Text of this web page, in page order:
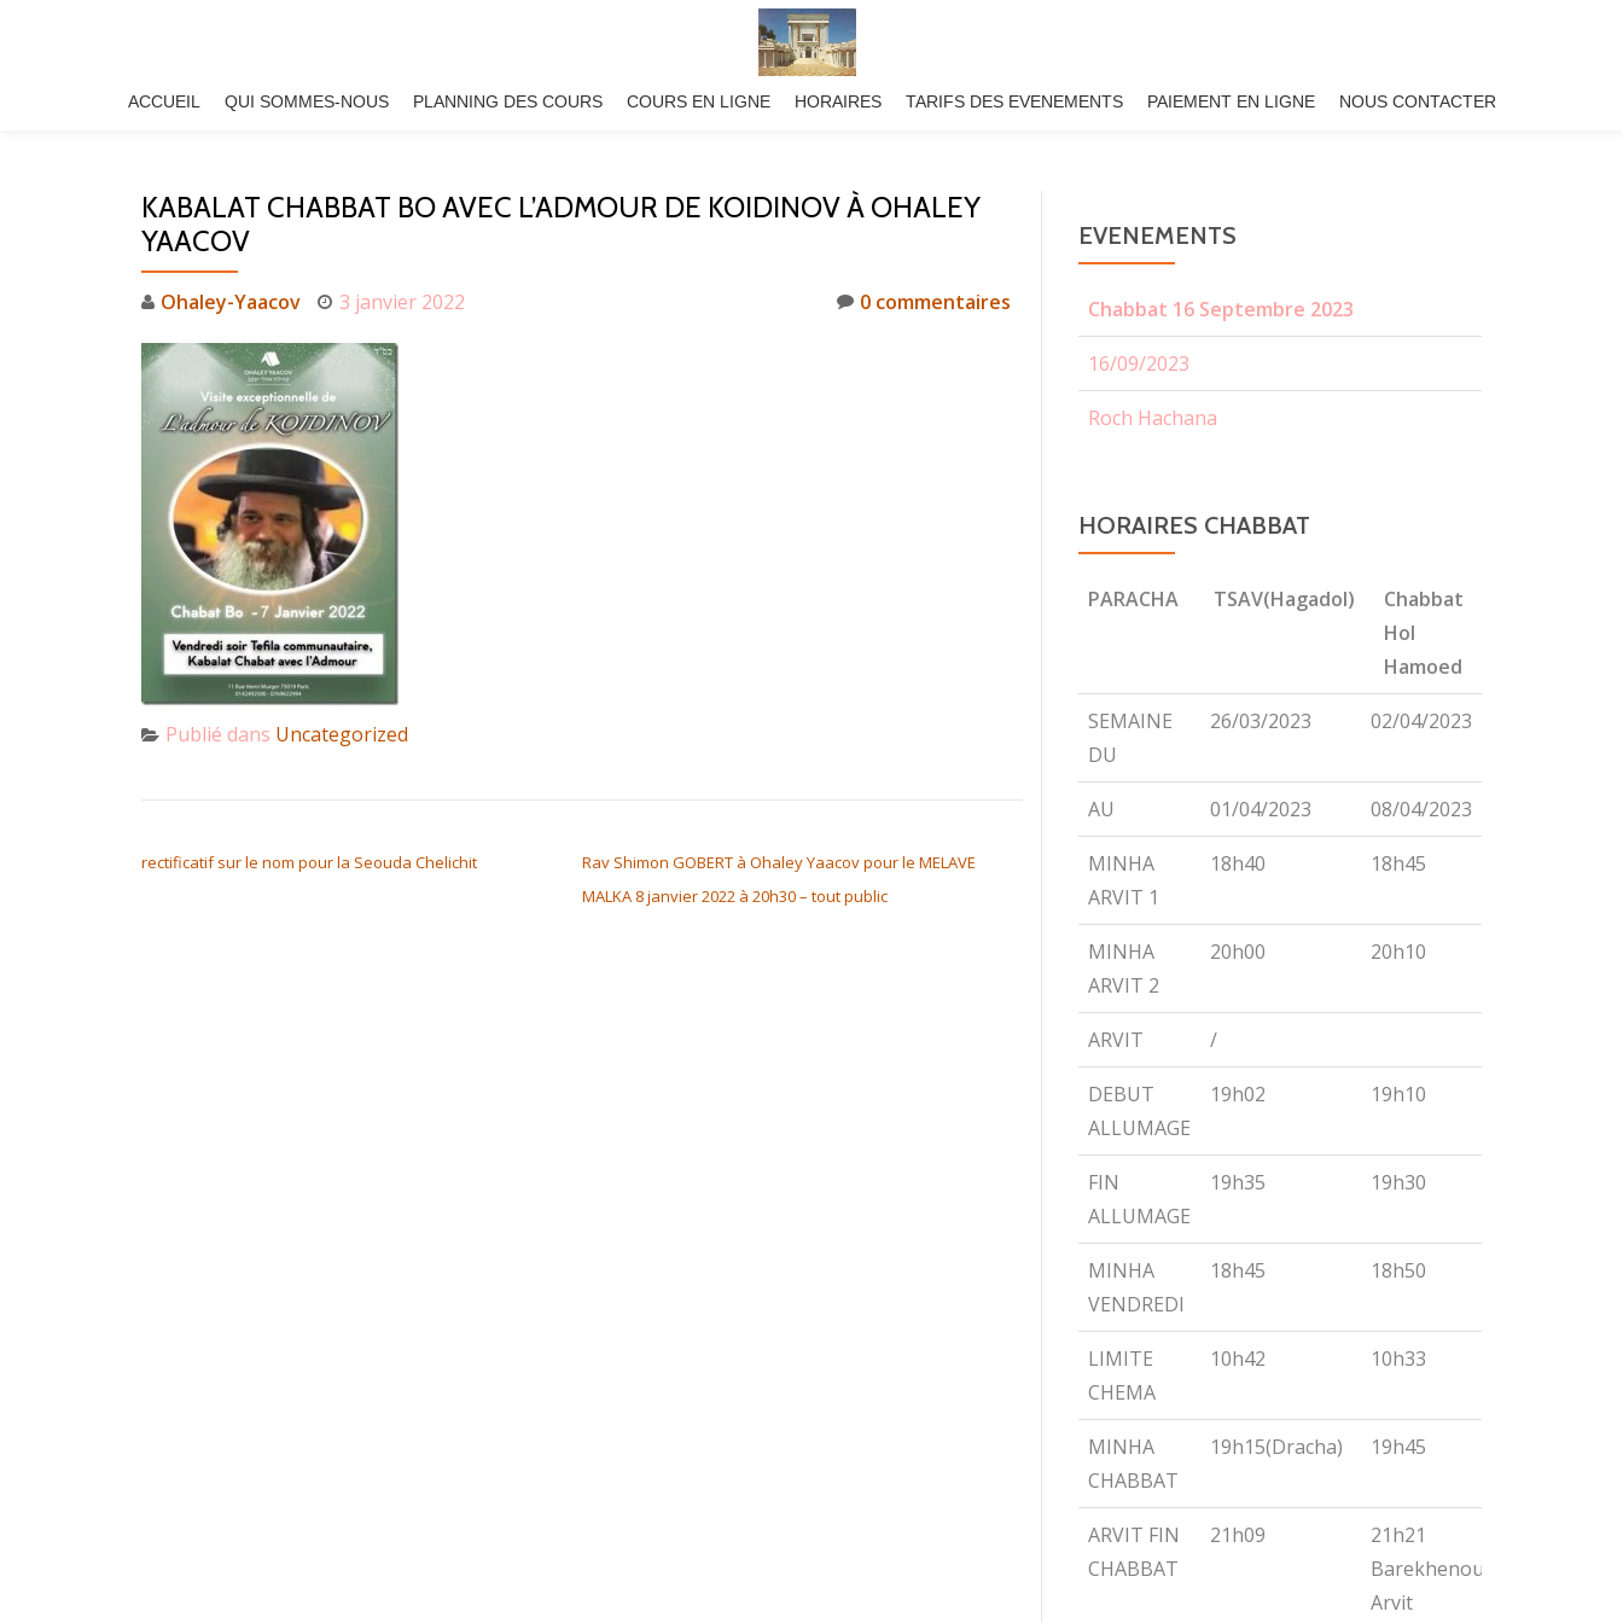
ACCUEIL QUI SOMMES-NOUS PLANNING DES COURS COURS EN LIGNE HORAIRES TARIFS DES EVENEMENTS PAIEMENT EN LIGNE NOUS CONTACTER
KABALAT CHABBAT BO AVEC L’ADMOUR DE KOIDINOV À OHALEY
YAACOV
Ohaley-Yaacov 3 janvier 2022 0 commentaires
Publié dans Uncategorized
rectificatif sur le nom pour la Seouda Chelichit
Rav Shimon GOBERT à Ohaley Yaacov pour le MELAVE
MALKA 8 janvier 2022 à 20h30 – tout public
EVENEMENTS
Chabbat 16 Septembre 2023
16/09/2023
Roch Hachana
HORAIRES CHABBAT
PARACHA TSAV(Hagadol)
Chabbat
Hol
Hamoed
PARACHA TSAV(Hagadol)
Chabbat
Hamoed
SEMAINE
DU
26/03/2023 02/04/2023
AU 01/04/2023 08/04/2023
MINHA
ARVIT 1
18h40 18h45
MINHA
ARVIT 2
20h00 20h10
ARVIT /
DEBUT
ALLUMAGE
19h02 19h10
FIN
ALLUMAGE
19h35 19h30
MINHA
VENDREDI
18h45 18h50
LIMITE
CHEMA
10h42 10h33
MINHA
CHABBAT
19h15(Dracha) 19h45
ARVIT FIN
CHABBAT
21h09
21h21
Barekhenou
Arvit